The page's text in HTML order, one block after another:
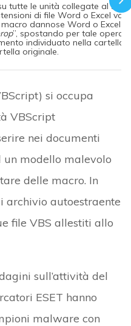
tutte le unità collegate al
di file Word o Excel
dannose Word o Excel
”, spostando per tale
individuato nella cartella “
originale.
si occupa
VBScript
nei documenti
modello malevolo
delle macro. In
archivio autoestraente
file VBS allestiti allo
sull’attività del
ESET hanno
malware con